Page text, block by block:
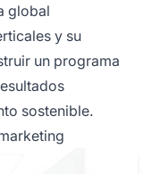
global
y su
un programa
sostenible.